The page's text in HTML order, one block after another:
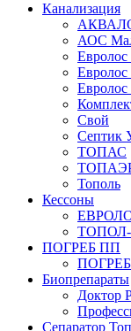
Канализация
АОС
Евролос
Свой
Септик
ТОПАС
Тополь
Кессоны
ПОГРЕБ ПП
Биопрепараты
Доктор
Сепаратор